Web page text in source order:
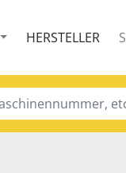
HERSTELLER